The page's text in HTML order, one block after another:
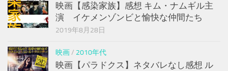
映画【感染家族】感想 キム・ナムギル主
演 イケメンゾンビと愉快な仲間たち
2019年8月28日
映画/ 2010年代
映画【パラドクス】ネタバレなし感想 ル